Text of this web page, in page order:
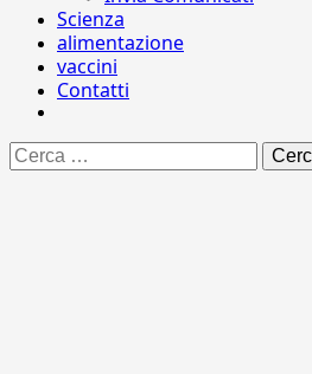
Scienza
alimentazione
vaccini
Contatti
Ricerca
per: